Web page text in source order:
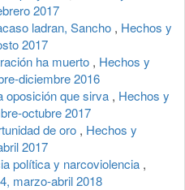
2017
ladran, Sancho , Hechos y
2017
ha muerto , Hechos y
diciembre 2016
oposición que sirva , Hechos y
octubre 2017
de oro , Hechos y
2017
política y narcoviolencia ,
marzo-abril 2018